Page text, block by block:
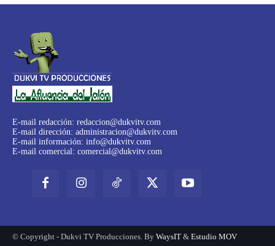
E-mail redacción: redaccion@dukvitv.com
E-mail dirección: administracion@dukvitv.com
E-mail información: info@dukvitv.com
E-mail comercial: comercial@dukvitv.com
© Copyright - Dukvi TV Producciones. By WaysIT & Estudio MOV